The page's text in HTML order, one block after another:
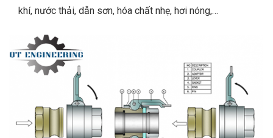
khí, nước thải, dẫn sơn, hóa chất nhẹ, hơi nóng,…